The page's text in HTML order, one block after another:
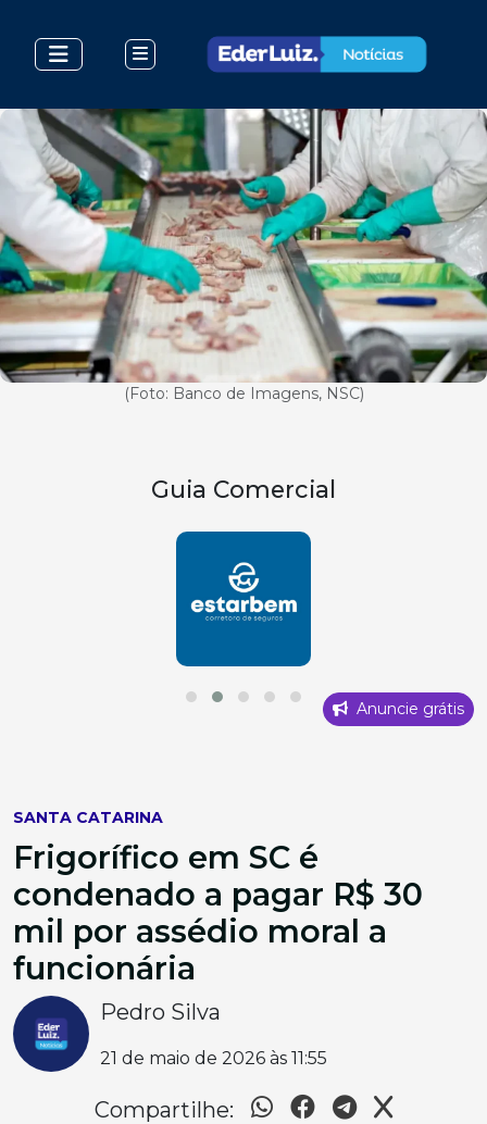
(Foto: Banco de Imagens, NSC)
Guia Comercial
Anuncie grátis
SANTA CATARINA
Frigorífico em SC é
condenado a pagar R$ 30
mil por assédio moral a
funcionária
Pedro Silva
21 de maio de 2026 às 11:55
Compartilhe: